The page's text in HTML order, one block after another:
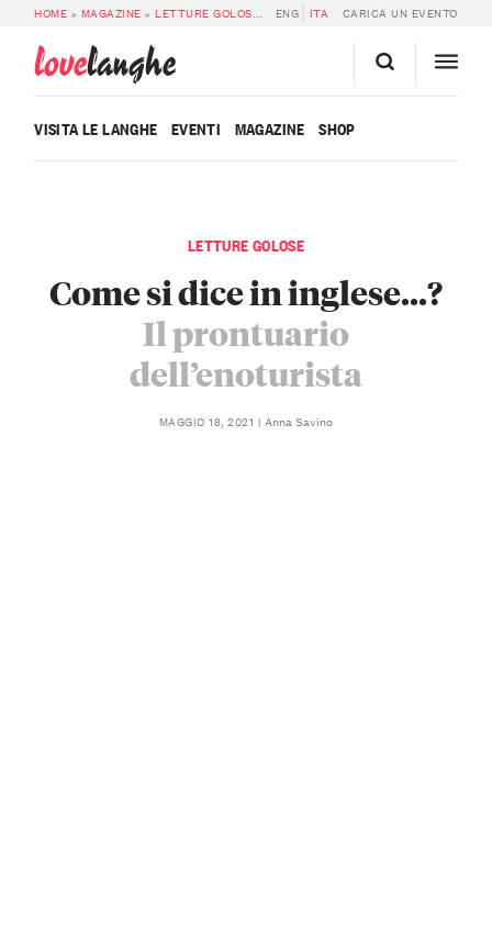
HOME » MAGAZINE »LETTURE GOLOSE » COME SI DICE IN INGLESE…? IL
ENG ITA CARICA UN EVENTO
lovelanghe
VISITA LE LANGHE EVENTI MAGAZINE SHOP
LETTURE GOLOSE
Come si dice in inglese...?
Il prontuario
dell’enoturista
MAGGIO 18, 2021 Anna Savino